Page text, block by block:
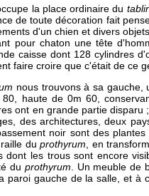
la place ordinaire du
de toute décoration fait
d'un chien et divers
pour chaton une tête
caisse dont 128 cylindres
faire croire que c'était de ce
nous trouvons à sa gauche,
haute de 0m 60,
ont en grande partie
des architectures, deux
noir sont des
duprothyrum , en
dont les trous sont encore
du prothyrum . Un meuble
paroi gauche de la salle, et à